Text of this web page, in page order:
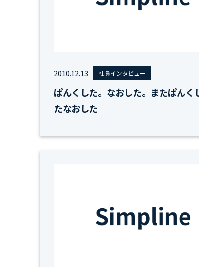
2010.12.13 社員インタビュー
ぱんくした。なおした。またぱんく
たなおした